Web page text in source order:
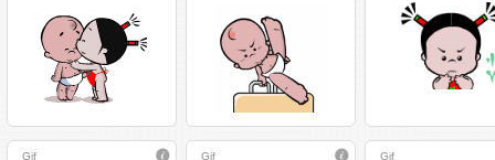
Gif Gif Gif